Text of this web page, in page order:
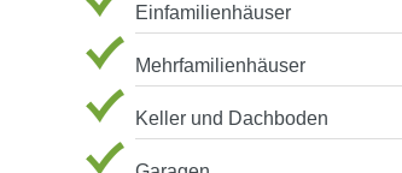
Einfamilienhäuser
Mehrfamilienhäuser
Keller und Dachboden